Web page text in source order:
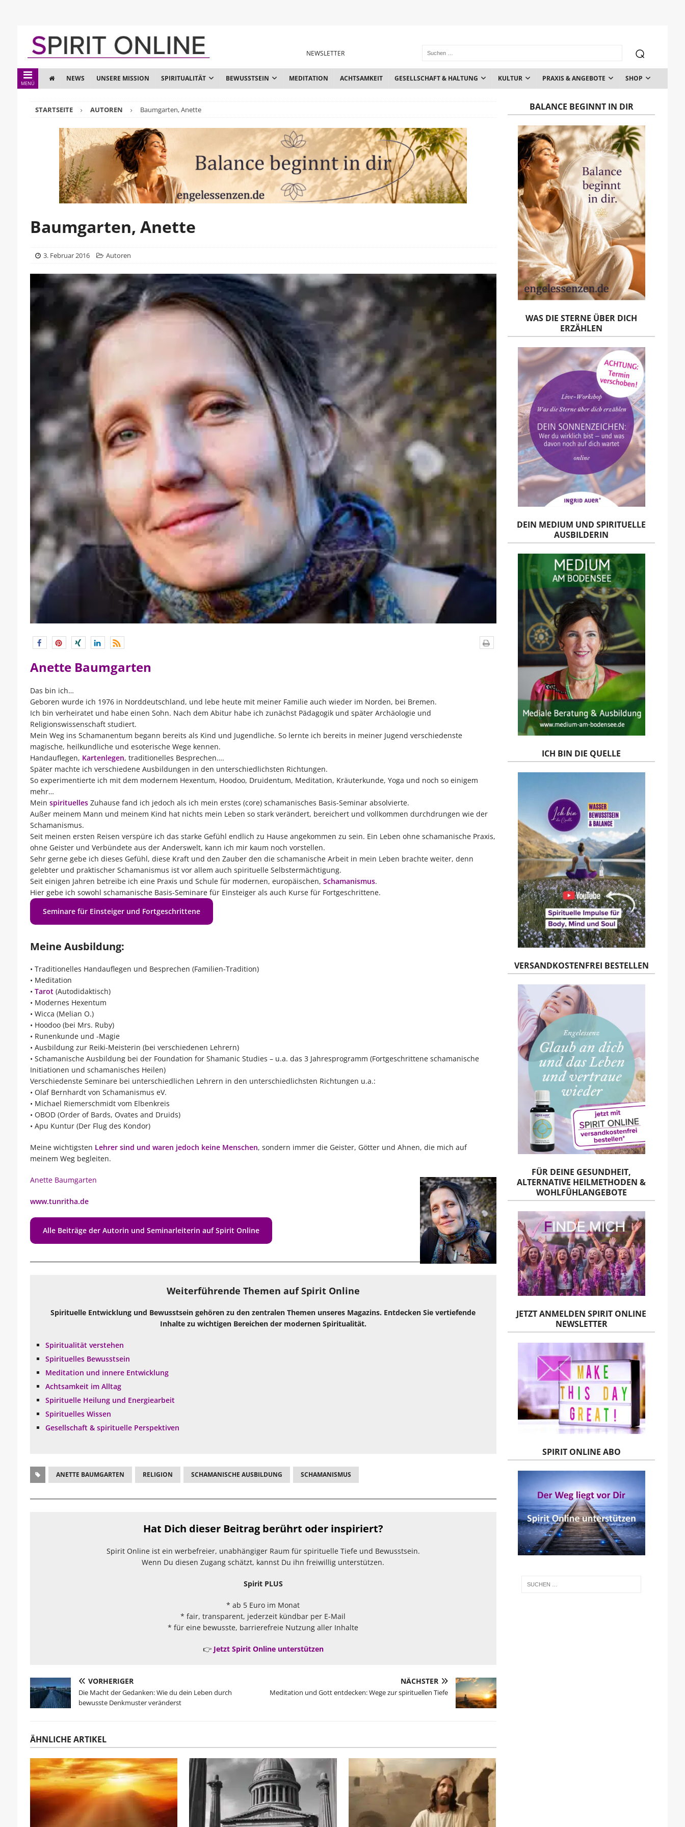
NEWSLETTER
MENÜ
NEWS UNSERE MISSION SPIRITUALITÄT BEWUSSTSEIN MEDITATION ACHTSAMKEIT GESELLSCHAFT & HALTUNG KULTUR PRAXIS & ANGEBOTE SHOP
STARTSEITE AUTOREN Baumgarten, Anette
Baumgarten, Anette
3. Februar 2016 Autoren
Anette Baumgarten
Das bin ich…
Geboren wurde ich 1976 in Norddeutschland, und lebe heute mit meiner Familie auch wieder im Norden, bei Bremen.
Ich bin verheiratet und habe einen Sohn. Nach dem Abitur habe ich zunächst Pädagogik und später Archäologie und
Religionswissenschaft studiert.
Mein Weg ins Schamanentum begann bereits als Kind und Jugendliche. So lernte ich bereits in meiner Jugend verschiedenste
magische, heilkundliche und esoterische Wege kennen.
Handauflegen, Kartenlegen, traditionelles Besprechen….
Später machte ich verschiedene Ausbildungen in den unterschiedlichsten Richtungen.
So experimentierte ich mit dem modernem Hexentum, Hoodoo, Druidentum, Meditation, Kräuterkunde, Yoga und noch so einigem
mehr…
Mein spirituellesZuhause fand ich jedoch als ich mein erstes (core) schamanisches Basis-Seminar absolvierte.
Außer meinem Mann und meinem Kind hat nichts mein Leben so stark verändert, bereichert und vollkommen durchdrungen wie der
Schamanismus.
Seit meinen ersten Reisen verspüre ich das starke Gefühl endlich zu Hause angekommen zu sein. Ein Leben ohne schamanische Praxis,
ohne Geister und Verbündete aus der Anderswelt, kann ich mir kaum noch vorstellen.
Sehr gerne gebe ich dieses Gefühl, diese Kraft und den Zauber den die schamanische Arbeit in mein Leben brachte weiter, denn
gelebter und praktischer Schamanismus ist vor allem auch spirituelle Selbstermächtigung.
Seit einigen Jahren betreibe ich eine Praxis und Schule für modernen, europäischen, Schamanismus.
Hier gebe ich sowohl schamanische Basis-Seminare für Einsteiger als auch Kurse für Fortgeschrittene.
Seminare für Einsteiger und Fortgeschrittene
Meine Ausbildung:
• Traditionelles Handauflegen und Besprechen (Familien-Tradition)
• Meditation
• Tarot(Autodidaktisch)
• Modernes Hexentum
• Wicca (Melian O.)
• Hoodoo (bei Mrs. Ruby)
• Runenkunde und -Magie
• Ausbildung zur Reiki-Meisterin (bei verschiedenen Lehrern)
• Schamanische Ausbildung bei der Foundation for Shamanic Studies – u.a. das 3 Jahresprogramm (Fortgeschrittene schamanische
Initiationen und schamanisches Heilen)
Verschiedenste Seminare bei unterschiedlichen Lehrern in den unterschiedlichsten Richtungen u.a.:
• Olaf Bernhardt von Schamanismus eV.
• Michael Riemerschmidt vom Elbenkreis
• OBOD (Order of Bards, Ovates and Druids)
• Apu Kuntur (Der Flug des Kondor)
Meine wichtigsten Lehrer sind und waren jedoch keine Menschen, sondern immer die Geister, Götter und Ahnen, die mich auf
meinem Weg begleiten.
Anette Baumgarten
www.tunritha.de
Alle Beiträge der Autorin und Seminarleiterin auf Spirit Online
Weiterführende Themen auf Spirit Online
Spirituelle Entwicklung und Bewusstsein gehören zu den zentralen Themen unseres Magazins. Entdecken Sie vertiefende
Inhalte zu wichtigen Bereichen der modernen Spiritualität.
Spiritualität verstehen
Spirituelles Bewusstsein
Meditation und innere Entwicklung
Achtsamkeit im Alltag
Spirituelle Heilung und Energiearbeit
Spirituelles Wissen
Gesellschaft & spirituelle Perspektiven
ANETTE BAUMGARTEN RELIGION SCHAMANISCHE AUSBILDUNG SCHAMANISMUS
Hat Dich dieser Beitrag berührt oder inspiriert?
Spirit Online ist ein werbefreier, unabhängiger Raum für spirituelle Tiefe und Bewusstsein.
Wenn Du diesen Zugang schätzt, kannst Du ihn freiwillig unterstützen.
Spirit PLUS
* ab 5 Euro im Monat
* fair, transparent, jederzeit kündbar per E-Mail
* für eine bewusste, barrierefreie Nutzung aller Inhalte
👉 Jetzt Spirit Online unterstützen
VORHERIGER
Die Macht der Gedanken: Wie du dein Leben durch
bewusste Denkmuster veränderst
NÄCHSTER
Meditation und Gott entdecken: Wege zur spirituellen Tiefe
ÄHNLICHE ARTIKEL
BALANCE BEGINNT IN DIR
WAS DIE STERNE ÜBER DICH
ERZÄHLEN
DEIN MEDIUM UND SPIRITUELLE
AUSBILDERIN
ICH BIN DIE QUELLE
VERSANDKOSTENFREI BESTELLEN
FÜR DEINE GESUNDHEIT,
ALTERNATIVE HEILMETHODEN &
WOHLFÜHLANGEBOTE
JETZT ANMELDEN SPIRIT ONLINE
NEWSLETTER
SPIRIT ONLINE ABO